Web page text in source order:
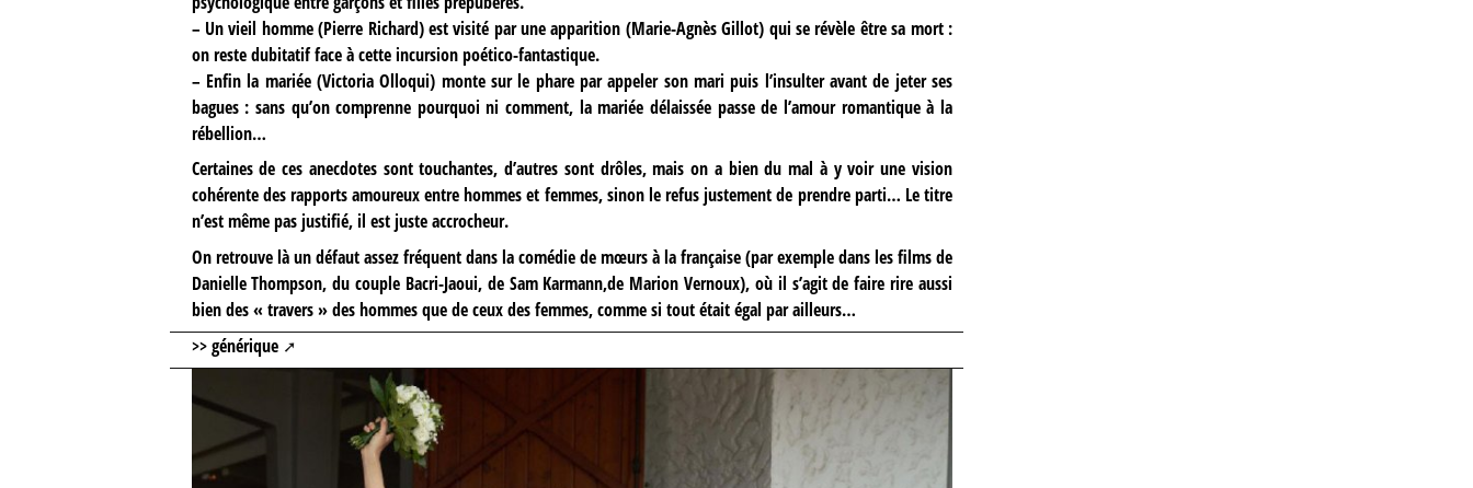
– Un vieil homme (Pierre Richard) est visité par une apparition (Marie-Agnès Gillot) qui se révèle être sa mort :
on reste dubitatif face à cette incursion poético-fantastique.
– Enfin la mariée (Victoria Olloqui) monte sur le phare par appeler son mari puis l’insulter avant de jeter ses
bagues : sans qu’on comprenne pourquoi ni comment, la mariée délaissée passe de l’amour romantique à la
rébellion…
Certaines de ces anecdotes sont touchantes, d’autres sont drôles, mais on a bien du mal à y voir une vision
cohérente des rapports amoureux entre hommes et femmes, sinon le refus justement de prendre parti… Le titre
n’est même pas justifié, il est juste accrocheur.
On retrouve là un défaut assez fréquent dans la comédie de mœurs à la française (par exemple dans les films de
Danielle Thompson, du couple Bacri-Jaoui, de Sam Karmann,de Marion Vernoux), où il s’agit de faire rire aussi
bien des « travers » des hommes que de ceux des femmes, comme si tout était égal par ailleurs…
>>générique